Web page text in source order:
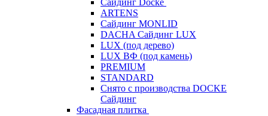
Сайдинг Docke
ARTENS
Cайдинг MONLID
DACHA Сайдинг LUX
LUX (под дерево)
LUX ВФ (под камень)
PREMIUM
STANDARD
Снято с производства DOCKE
Сайдинг
Фасадная плитка